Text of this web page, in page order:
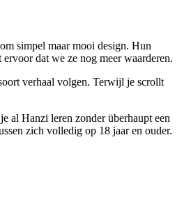
simpel maar mooi design. Hun
dat we ze nog meer waarderen.
verhaal volgen. Terwijl je scrollt
al Hanzi leren zonder überhaupt een
zich volledig op 18 jaar en ouder.